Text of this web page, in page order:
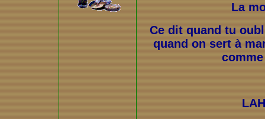
La
Ce dit quand tu
quand on sert à